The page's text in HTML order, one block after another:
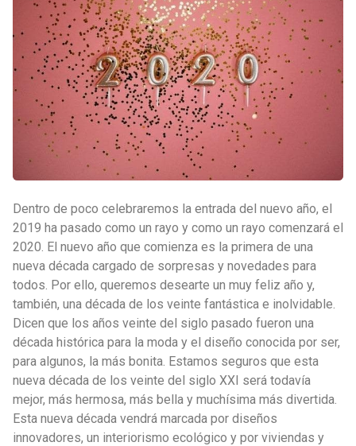
Dentro de poco celebraremos la entrada del nuevo año, el
2019 ha pasado como un rayo y como un rayo comenzará el
2020. El nuevo año que comienza es la primera de una
nueva década cargado de sorpresas y novedades para
todos. Por ello, queremos desearte un muy feliz año y,
también, una década de los veinte fantástica e inolvidable.
Dicen que los años veinte del siglo pasado fueron una
década histórica para la moda y el diseño conocida por ser,
para algunos, la más bonita. Estamos seguros que esta
nueva década de los veinte del siglo XXI será todavía
mejor, más hermosa, más bella y muchísima más divertida.
Esta nueva década vendrá marcada por diseños
innovadores, un interiorismo ecológico y por viviendas y